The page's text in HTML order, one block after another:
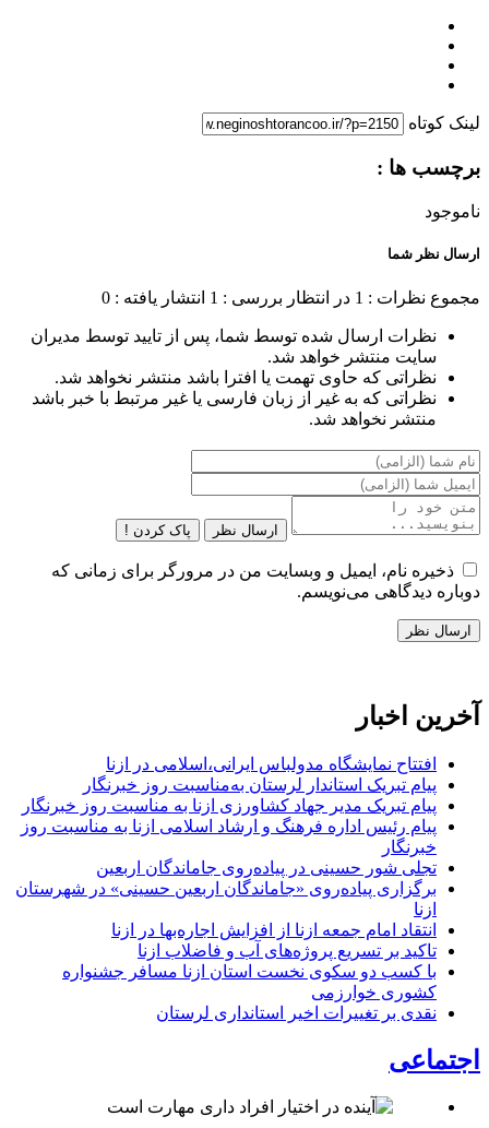
لینک کوتاه
برچسب ها :
ناموجود
ارسال نظر شما
مجموع نظرات : 1 در انتظار بررسی : 1 انتشار یافته : 0
نظرات ارسال شده توسط شما، پس از تایید توسط مدیران
سایت منتشر خواهد شد.
نظراتی که حاوی تهمت یا افترا باشد منتشر نخواهد شد.
نظراتی که به غیر از زبان فارسی یا غیر مرتبط با خبر باشد
منتشر نخواهد شد.
ارسال نظر پاک کردن !
ذخیره نام، ایمیل و وبسایت من در مرورگر برای زمانی که
دوباره دیدگاهی می‌نویسم.
آخرین اخبار
افتتاح نمایشگاه مدولباس ایرانی،اسلامی در ازنا
پیام تبریک استاندار لرستان به‌مناسبت روز خبرنگار
پیام تبریک مدیر جهاد کشاورزی ازنا به مناسبت روز خبرنگار
پیام رئیس اداره فرهنگ و ارشاد اسلامی ازنا به مناسبت روز
خبرنگار
تجلی شور حسینی در پیاده‌روی جاماندگان اربعین
برگزاری پیاده‌روی «جاماندگان اربعین حسینی» در شهرستان
ازنا
انتقاد امام جمعه ازنا از افزایش اجاره‌بها در ازنا
تاکید بر تسریع پروژه‌های آب و فاضلاب ازنا
با کسب دو سکوی نخست استان ازنا مسافر جشنواره
کشوری خوارزمی
نقدی بر تغییرات اخیر استانداری لرستان
اجتماعی